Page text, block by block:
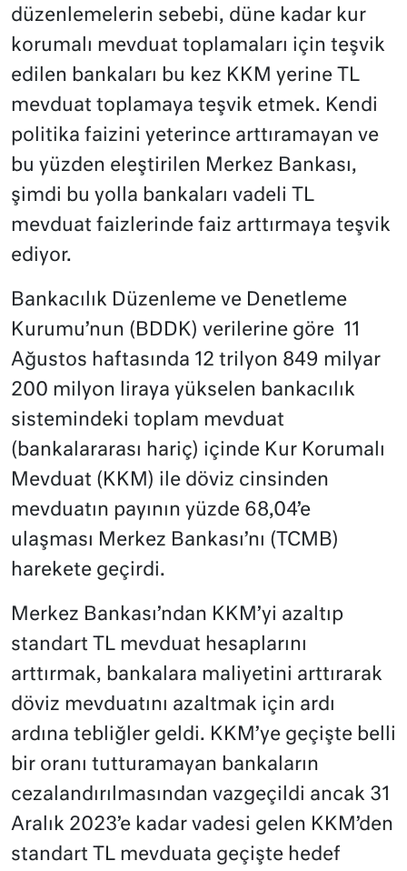
düzenlemelerin sebebi, düne kadar kur
korumalı mevduat toplamaları için teşvik
edilen bankaları bu kez KKM yerine TL
mevduat toplamaya teşvik etmek. Kendi
politika faizini yeterince arttıramayan ve
bu yüzden eleştirilen Merkez Bankası,
şimdi bu yolla bankaları vadeli TL
mevduat faizlerinde faiz arttırmaya teşvik
ediyor.
Bankacılık Düzenleme ve Denetleme
Kurumu’nun (BDDK) verilerine göre 11
Ağustos haftasında 12 trilyon 849 milyar
200 milyon liraya yükselen bankacılık
sistemindeki toplam mevduat
(bankalararası hariç) içinde Kur Korumalı
Mevduat (KKM) ile döviz cinsinden
mevduatın payının yüzde 68,04’e
ulaşması Merkez Bankası’nı (TCMB)
harekete geçirdi.
Merkez Bankası’ndan KKM’yi azaltıp
standart TL mevduat hesaplarını
arttırmak, bankalara maliyetini arttırarak
döviz mevduatını azaltmak için ardı
ardına tebliğler geldi. KKM’ye geçişte belli
bir oranı tutturamayan bankaların
cezalandırılmasından vazgeçildi ancak 31
Aralık 2023’e kadar vadesi gelen KKM’den
standart TL mevduata geçişte hedef